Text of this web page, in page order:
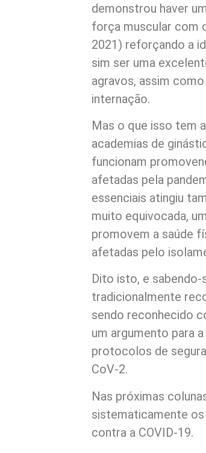
demonstrou haver
força muscular com
2021) reforçando a
sim ser uma
agravos, assim
internação.
Mas o que isso tem
academias de
funcionam
afetadas pela
essenciais atingiu
muito equivocada,
promovem a saúde
afetadas pelo
Dito isto, e
tradicionalmente
sendo reconhecido
um argumento para
protocolos de
CoV-2.
Nas próximas
sistematicamente
contra a COVID-19.